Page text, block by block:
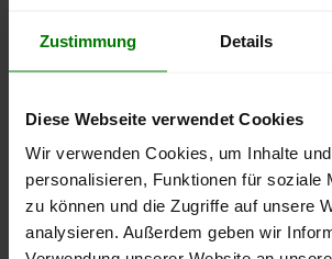
Zustimmung Details
Diese Webseite verwendet Cookies
Wir verwenden Cookies, um Inhalte
personalisieren, Funktionen für soziale
zu können und die Zugriffe auf unsere
analysieren. Außerdem geben wir
lose Ware
September
2025
Januar
2026
300 €
350 €